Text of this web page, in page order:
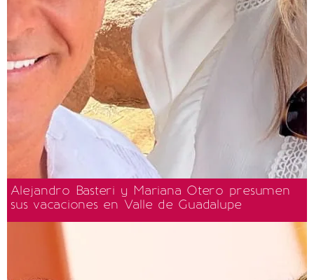
Alejandro Basteri y Mariana Otero presumen
sus vacaciones en Valle de Guadalupe